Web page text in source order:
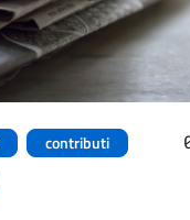
contributi